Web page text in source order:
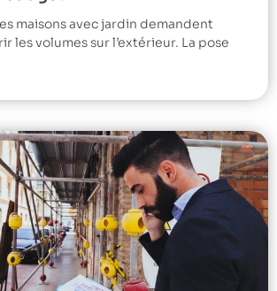
maisons avec jardin demandent
les volumes sur l’extérieur. La pose